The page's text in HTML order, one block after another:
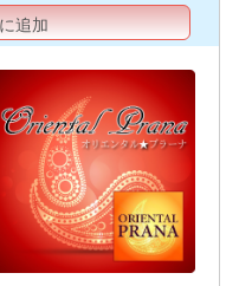
追加